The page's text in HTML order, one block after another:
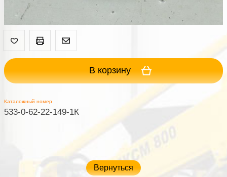
В корзину
Каталожный номер
533-0-62-22-149-1К
Вернуться